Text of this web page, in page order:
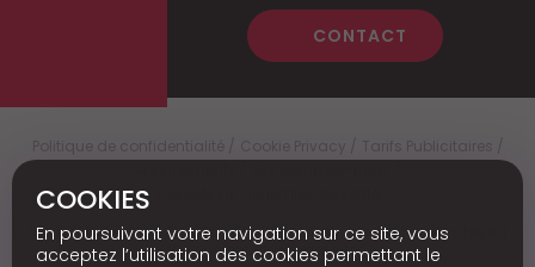
CONTACT
Politique de confidentialité Cookie Privacy
Tarifs Publicitaires
Media Marketingc © 2026 - Media Marketing is not responsible for
the content of external sites.
COOKIES
En poursuivant votre navigation sur ce site, vous
acceptez l’utilisation des cookies permettant le